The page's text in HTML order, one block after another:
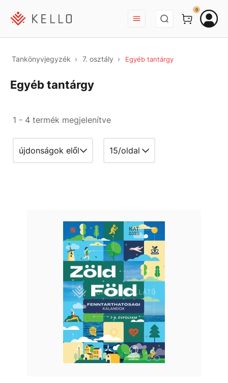
BEJELENTKEZÉS
0
Tankönyvjegyzék 7. osztály Egyéb tantárgy
Egyéb tantárgy
1 - 4 termék megjelenítve